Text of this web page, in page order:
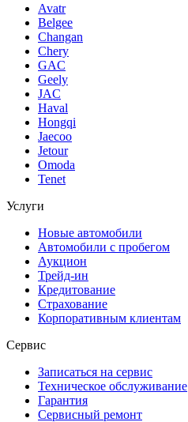
Avatr
Belgee
Changan
Chery
GAC
Geely
JAC
Haval
Hongqi
Jaecoo
Jetour
Omoda
Tenet
Услуги
Новые автомобили
Автомобили с пробегом
Аукцион
Трейд-ин
Кредитование
Страхование
Корпоративным клиентам
Сервис
Записаться на сервис
Техническое обслуживание
Гарантия
Сервисный ремонт